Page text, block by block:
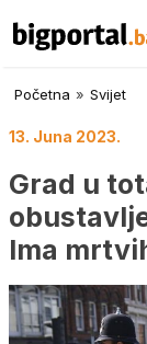
Početna » Svijet
13. Juna 2023.
Grad u
Ima